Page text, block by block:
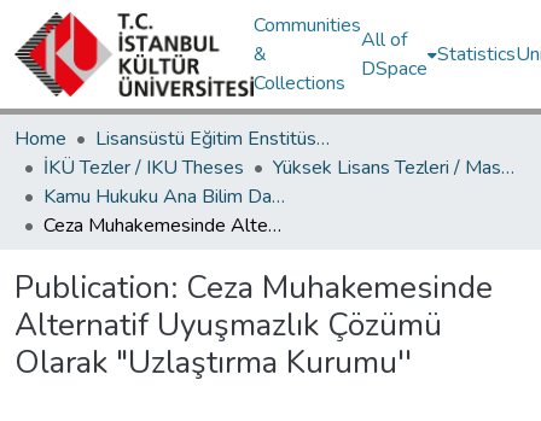
Communities
&
Collections
All of
DSpace
Statistics
Home
Lisansüstü Eğitim Enstitüsü / Postgraduate Education Institute
İKÜ Tezler / IKU Theses
Yüksek Lisans Tezleri / Master's Theses
Kamu Hukuku Ana Bilim Dalı / Department of Public Law
Ceza Muhakemesinde Alternatif Uyuşmazlık Çözümü Olarak "Uzlaştırma Kurumu''
Publication: Ceza Muhakemesinde
Alternatif Uyuşmazlık Çözümü
Olarak "Uzlaştırma Kurumu''